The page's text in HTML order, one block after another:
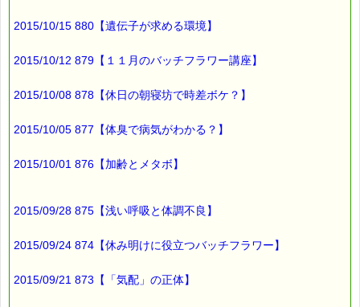
なんだか
ところで、
■本日のオススメ情報
▼ストレスケアに役立つレスキューシリーズ特集ページ
▼あなたにぴったりのバッチフラワーが見つかる－選び方ガイ
2015/10/15 880【遺伝子が求める環境】
2015/10/12 879【１１月のバッチフラワー講座】
2015/10/08 878【休日の朝寝坊で時差ボケ？】
2015/10/05 877【体臭で病気がわかる？】
2015/10/01 876【加齢とメタボ】
2015/09/28 875【浅い呼吸と体調不良】
2015/09/24 874【休み明けに役立つバッチフラワー】
2015/09/21 873【「気配」の正体】